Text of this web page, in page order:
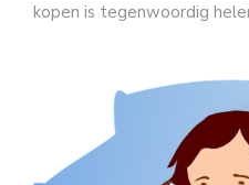
kopen is tegenwoordig